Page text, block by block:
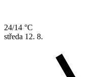
24/14 °C
středa 12. 8.